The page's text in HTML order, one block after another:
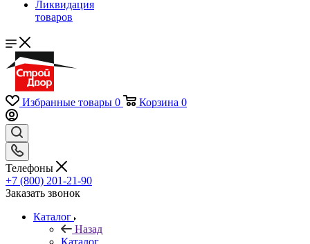
Ликвидация
товаров
Избранные товары 0 Корзина 0
Телефоны
+7 (800) 201-21-90
Заказать звонок
Каталог
Назад
Каталог